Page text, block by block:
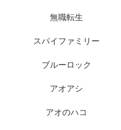
無職転生
スパイファミリー
ブルーロック
アオアシ
アオのハコ